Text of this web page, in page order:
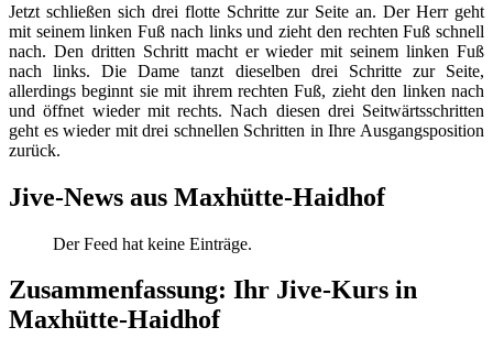
Jetzt schließen sich drei flotte Schritte zur Seite an. Der Herr geht
mit seinem linken Fuß nach links und zieht den rechten Fuß schnell
nach. Den dritten Schritt macht er wieder mit seinem linken Fuß
nach links. Die Dame tanzt dieselben drei Schritte zur Seite,
allerdings beginnt sie mit ihrem rechten Fuß, zieht den linken nach
und öffnet wieder mit rechts. Nach diesen drei Seitwärtsschritten
geht es wieder mit drei schnellen Schritten in Ihre Ausgangsposition
zurück.
Jive-News aus Maxhütte-Haidhof
Der Feed hat keine Einträge.
Zusammenfassung: Ihr Jive-Kurs in
Maxhütte-Haidhof